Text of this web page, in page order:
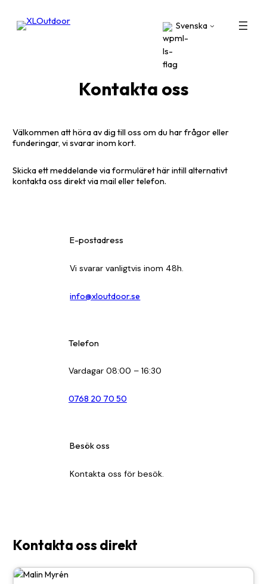
Svenska
Kontakta oss
Välkommen att höra av dig till oss om du har frågor eller
funderingar, vi svarar inom kort.
Skicka ett meddelande via formuläret här intill alternativt
kontakta oss direkt via mail eller telefon.
E-postadress
Vi svarar vanligtvis inom 48h.
info@xloutdoor.se
Telefon
Vardagar 08:00 – 16:30
0768 20 70 50
Besök oss
Kontakta oss för besök.
Kontakta oss direkt